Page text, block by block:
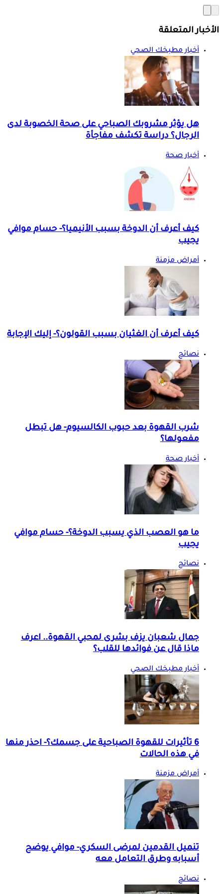
الأخبار المتعلقة
أخبار مطبخك الصحي
هل يؤثر مشروبك الصباحي على صحة الخصوبة لدى
الرجال؟ دراسة تكشف مفاجأة
أخبار صحة
كيف أعرف أن الدوخة بسبب الأنيميا؟- حسام موافي
يجيب
أمراض مزمنة
كيف أعرف أن الغثيان بسبب القولون؟- إليك الإجابة
نصائح
شرب القهوة بعد حبوب الكالسيوم- هل تبطل
مفعولها؟
أخبار صحة
ما هو العصب الذي يسبب الدوخة؟- حسام موافي
يجيب
نصائح
جمال شعبان يزف بشرى لمحبي القهوة.. اعرف
ماذا قال عن فوائدها للقلب؟
أخبار مطبخك الصحي
6 تأثيرات للقهوة الصباحية على جسمك؟- احذر منها
في هذه الحالات
أمراض مزمنة
تنميل القدمين لمرضى السكري- موافي يوضح
أسبابه وطرق التعامل معه
نصائح